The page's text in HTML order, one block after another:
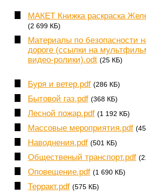
МАКЕТ Книжка раскраска
(2 699 КБ)
Материалы по безопасности
дороге (ссылки на
видео-ролики).odt (25 КБ)
Буря и ветер.pdf (286 КБ)
Бытовой газ.pdf (368 КБ)
Лесной пожар.pdf (1 192 КБ)
Массовые мероприятия.pdf
Наводнения.pdf (501 КБ)
Общественый транспорт.pdf
Оповещение.pdf (1 690 КБ)
Терракт.pdf (575 КБ)